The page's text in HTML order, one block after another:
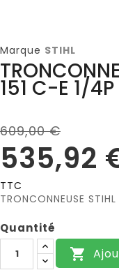
Marque STIHL
151 C-E 1/4P
609,00 €
535,92
TTC
TRONCONNEUSE
Quantité
